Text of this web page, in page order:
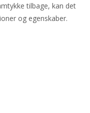
tilbage, kan det
og egenskaber.